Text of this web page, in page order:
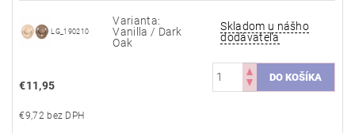
LG_190210
Varianta:
Vanilla / Dark
Oak
Skladom u nášho
dodávateľa
€11,95
€9,72 bez DPH